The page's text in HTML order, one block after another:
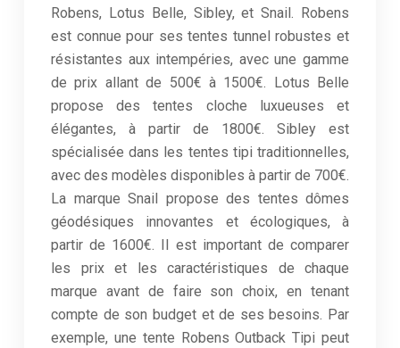
Robens, Lotus Belle, Sibley, et Snail. Robens
est connue pour ses tentes tunnel robustes et
résistantes aux intempéries, avec une gamme
de prix allant de 500€ à 1500€. Lotus Belle
propose des tentes cloche luxueuses et
élégantes, à partir de 1800€. Sibley est
spécialisée dans les tentes tipi traditionnelles,
avec des modèles disponibles à partir de 700€.
La marque Snail propose des tentes dômes
géodésiques innovantes et écologiques, à
partir de 1600€. Il est important de comparer
les prix et les caractéristiques de chaque
marque avant de faire son choix, en tenant
compte de son budget et de ses besoins. Par
exemple, une tente Robens Outback Tipi peut